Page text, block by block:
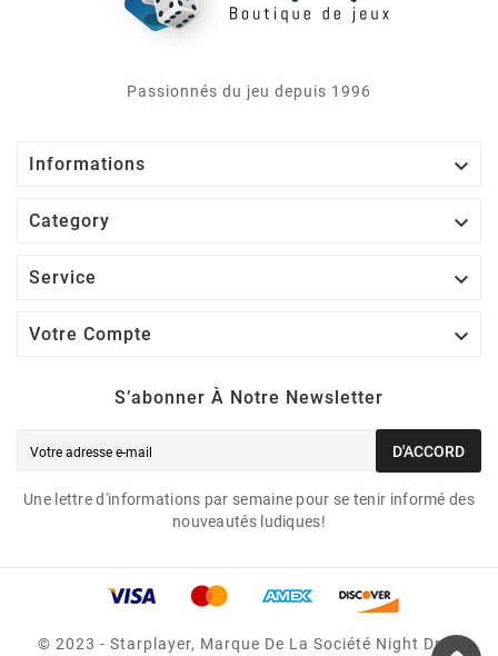
Passionnés du jeu depuis 1996
Informations 
Category 
Service 
Votre Compte 
S’abonner À Notre Newsletter
D'ACCORD
Une lettre d'informations par semaine pour se tenir informé des
nouveautés ludiques!
© 2023 - Starplayer, Marque De La Société Night Drop